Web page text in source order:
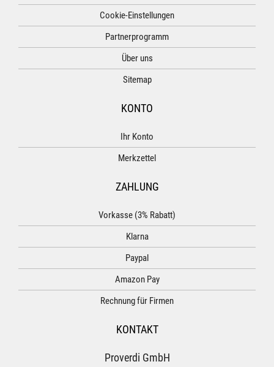
Cookie-Einstellungen
Partnerprogramm
Über uns
Sitemap
KONTO
Ihr Konto
Merkzettel
ZAHLUNG
Vorkasse (3% Rabatt)
Klarna
Paypal
Amazon Pay
Rechnung für Firmen
KONTAKT
Proverdi GmbH